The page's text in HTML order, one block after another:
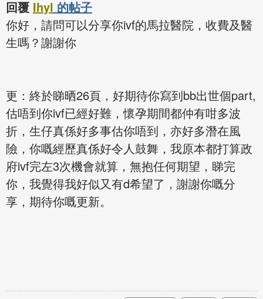
回覆 Ihyl 的帖子
你好，請問可以分享你ivf的馬拉醫院，收費及醫
生嗎？謝謝你
更：終於睇晒26頁，好期待你寫到bb出世個part,
估唔到你ivf已經好難，懷孕期間都仲有咁多波
折，生仔真係好多事估你唔到，亦好多潛在風
險，你嘅經歷真係好令人鼓舞，我原本都打算政
府ivf完左3次機會就算，無抱任何期望，睇完
你，我覺得我好似又有d希望了，謝謝你嘅分
享，期待你嘅更新。